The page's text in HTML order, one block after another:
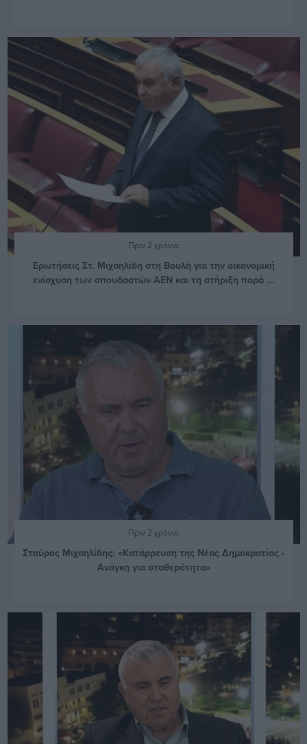
Πριν 2 χρόνια
Ερωτήσεις Στ. Μιχαηλίδη στη Βουλή για την οικονομική
ενίσχυση των σπουδαστών ΑΕΝ και τη στήριξη παρά ...
Πριν 2 χρόνια
Σταύρος Μιχαηλίδης: «Κατάρρευση της Νέας Δημοκρατίας -
Ανάγκη για σταθερότητα»